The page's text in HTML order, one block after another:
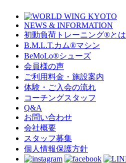
NEWS & INFORMATION
初動負荷トレーニング®とは
B.M.L.T.カム®マシン
BeMoLo®シューズ
会員様の声
ご利用料金・施設案内
体験・ご入会の流れ
コーチングスタッフ
Q&A
お問い合わせ
会社概要
スタッフ募集
個人情報保護方針